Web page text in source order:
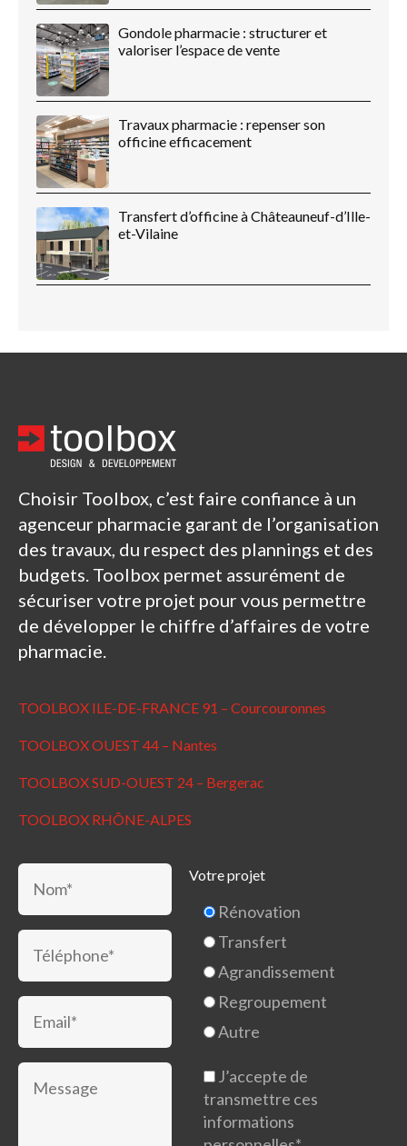
Gondole pharmacie : structurer et
valoriser l’espace de vente
Travaux pharmacie : repenser son
officine efficacement
Transfert d’officine à Châteauneuf-d’Ille-
et-Vilaine
Choisir Toolbox, c’est faire confiance à un
agenceur pharmacie garant de l’organisation
des travaux, du respect des plannings et des
budgets. Toolbox permet assurément de
sécuriser votre projet pour vous permettre
de développer le chiffre d’affaires de votre
pharmacie.
TOOLBOX ILE-DE-FRANCE 91 – Courcouronnes
TOOLBOX OUEST 44 – Nantes
TOOLBOX SUD-OUEST 24 – Bergerac
TOOLBOX RHÔNE-ALPES
Votre projet
Rénovation
Transfert
Agrandissement
Regroupement
Autre
J’accepte de
transmettre ces
informations